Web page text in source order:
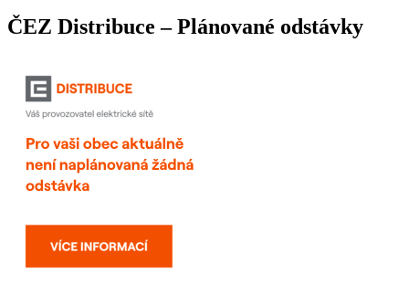
ČEZ Distribuce – Plánované odstávky